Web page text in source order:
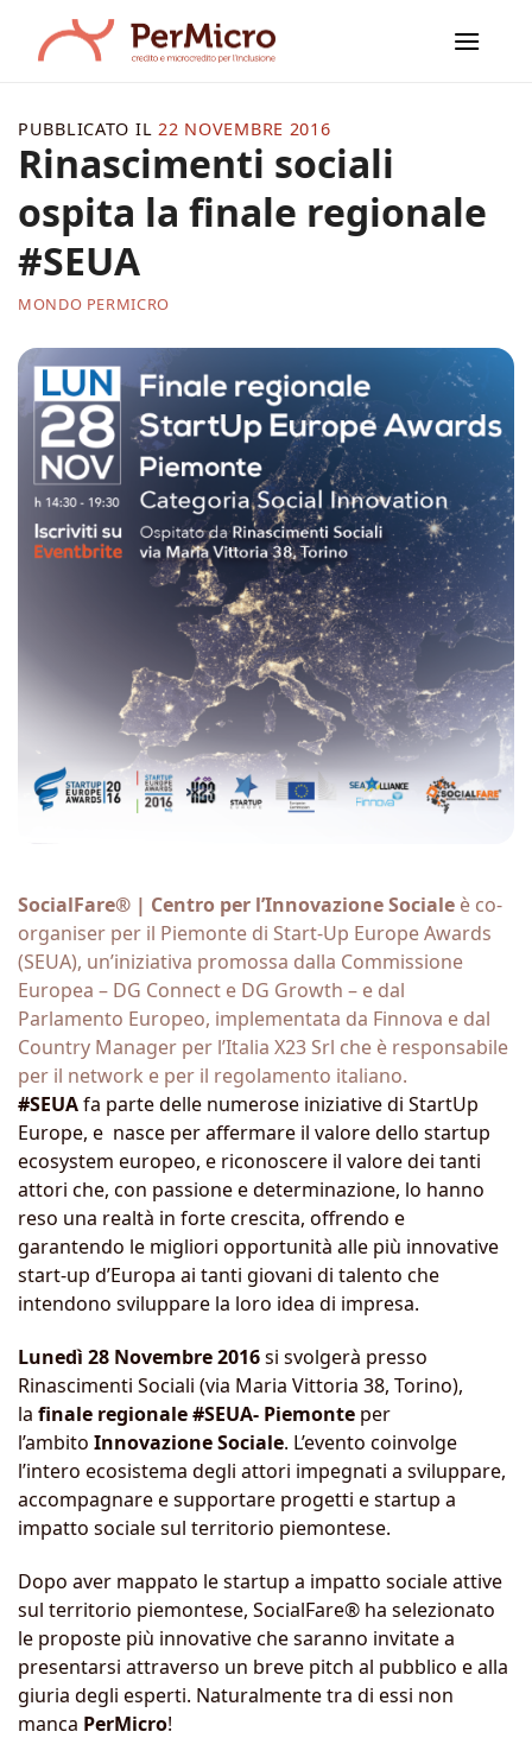
contenuti
MONDO PERMICRO
Rinascimenti sociali
ospita la finale regionale
#SEUA
PUBBLICATO IL22 NOVEMBRE 2016
SocialFare® | Centro per l’Innovazione Sociale è co-
organiser per il Piemonte di Start-Up Europe Awards
(SEUA), un’iniziativa promossa dalla Commissione
Europea – DG Connect e DG Growth – e dal
Parlamento Europeo, implementata da Finnova e dal
Country Manager per l’Italia X23 Srl che è responsabile
per il network e per il regolamento italiano.
#SEUAfa parte delle numerose iniziative di StartUp
Europe, e nasce per affermare il valore dello startup
ecosystem europeo, e riconoscere il valore dei tanti
attori che, con passione e determinazione, lo hanno
reso una realtà in forte crescita, offrendo e
garantendo le migliori opportunità alle più innovative
start-up d’Europa ai tanti giovani di talento che
intendono sviluppare la loro idea di impresa.
Lunedì 28 Novembre 2016si svolgerà presso
Rinascimenti Sociali (via Maria Vittoria 38, Torino),
la finale regionale #SEUA- Piemonte per
l’ambito Innovazione Sociale. L’evento coinvolge
l’intero ecosistema degli attori impegnati a sviluppare,
accompagnare e supportare progetti e startup a
impatto sociale sul territorio piemontese.
Dopo aver mappato le startup a impatto sociale attive
sul territorio piemontese, SocialFare® ha selezionato
le proposte più innovative che saranno invitate a
presentarsi attraverso un breve pitch al pubblico e alla
giuria degli esperti. Naturalmente tra di essi non
manca PerMicro!